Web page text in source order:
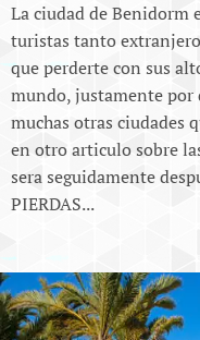
La ciudad de Benidorm
turistas tanto
que perderte con sus
mundo, justamente por
muchas otras ciudades
en otro articulo sobre
sera seguidamente
PIERDAS...